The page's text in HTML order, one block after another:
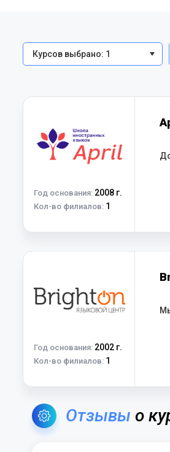
Курсов выбрано: 1
Год основания: 2008 г.
Кол-во филиалов: 1
Год основания: 2002 г.
Кол-во филиалов: 1
Отзывы о